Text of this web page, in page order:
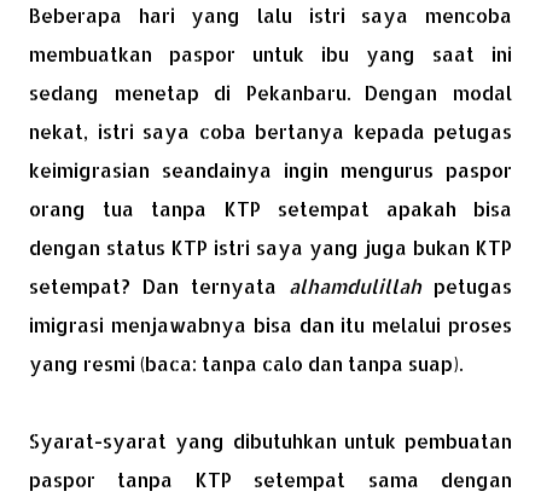
Beberapa hari yang lalu istri saya mencoba
membuatkan paspor untuk ibu yang saat ini
sedang menetap di Pekanbaru. Dengan modal
nekat, istri saya coba bertanya kepada petugas
keimigrasian seandainya ingin mengurus paspor
orang tua tanpa KTP setempat apakah bisa
dengan status KTP istri saya yang juga bukan KTP
setempat? Dan ternyata alhamdulillah petugas
imigrasi menjawabnya bisa dan itu melalui proses
yang resmi (baca: tanpa calo dan tanpa suap).
Syarat-syarat yang dibutuhkan untuk pembuatan
paspor tanpa KTP setempat sama dengan